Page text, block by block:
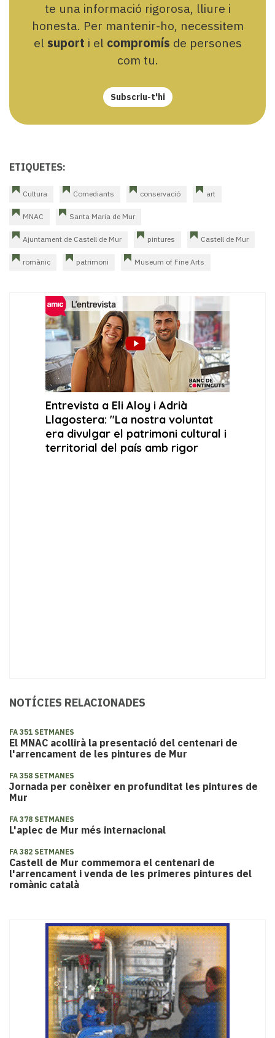
te una informació rigorosa, lliure i
honesta. Per mantenir-ho, necessitem
el suport i el compromís de persones
com tu.
Subscriu-t'hi
ETIQUETES:
Cultura Comediants conservació art
MNAC Santa Maria de Mur
Ajuntament de Castell de Mur pintures Castell de Mur
romànic patrimoni Museum of Fine Arts
NOTÍCIES RELACIONADES
FA 351 SETMANES
El MNAC acollirà la presentació del centenari de
l'arrencament de les pintures de Mur
FA 358 SETMANES
Jornada per conèixer en profunditat les pintures de
Mur
FA 378 SETMANES
L'aplec de Mur més internacional
FA 382 SETMANES
Castell de Mur commemora el centenari de
l'arrencament i venda de les primeres pintures del
romànic català